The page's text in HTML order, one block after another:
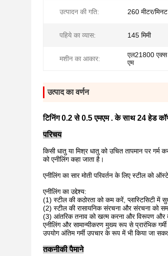
उत्पादन की गति: 260 मीटर/मिनट
पहिये का व्यास: 145 मिमी
मशीन का आकार:
एल21800
एम
उत्पाद का वर्णन
टिनिंग 0.2 से 0.5 एमएम . के साथ 24 हेड
परिचय
किसी धातु या मिश्र धातु को उचित तापमान पर
को एनीलिंग कहा जाता है।
एनीलिंग का सार मोती परिवर्तन के लिए स्टील को
एनीलिंग का उद्देश्य:
(1) स्टील की कठोरता को कम करें, प्लास्टिसिटी
(2) स्टील की रासायनिक संरचना और संरचना को
(3) आंतरिक तनाव को खत्म करना और विरूपण और
एनीलिंग और सामान्यीकरण मुख्य रूप से प्रारंभिक
उपयोग अंतिम गर्मी उपचार के रूप में भी किया जा
तकनीकी पैमाने